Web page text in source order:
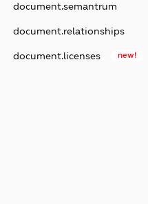
document.semantrum
document.relationships
document.licenses new!